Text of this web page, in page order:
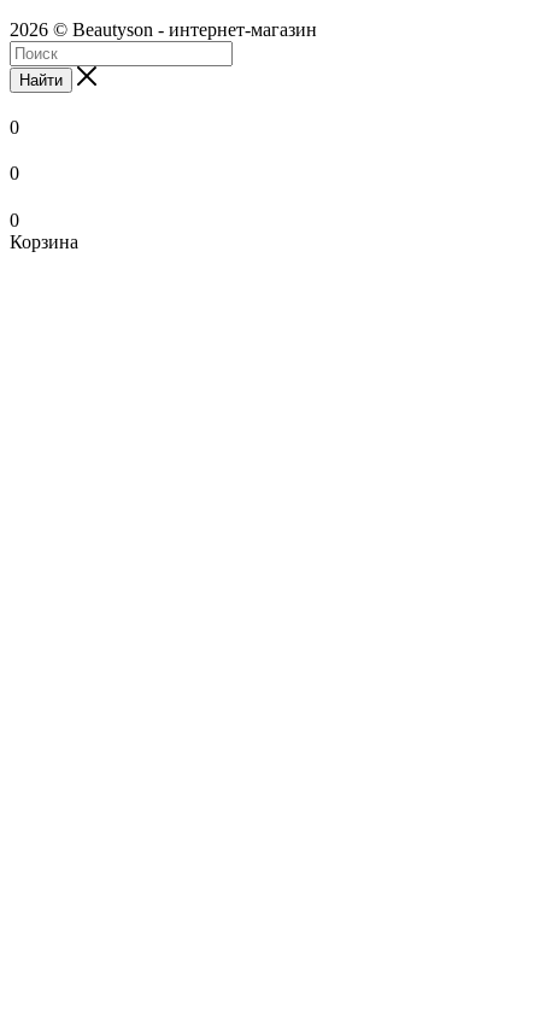
2026 © Beautyson - интернет-магазин
Найти
0
0
0
Корзина